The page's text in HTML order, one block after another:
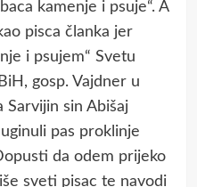
kamenje i psuje“. A
pisca članka jer
i psujem“ Svetu
gosp. Vajdner u
Sarvijin sin Abišaj
pas proklinje
da odem prijeko
sveti pisac te navodi